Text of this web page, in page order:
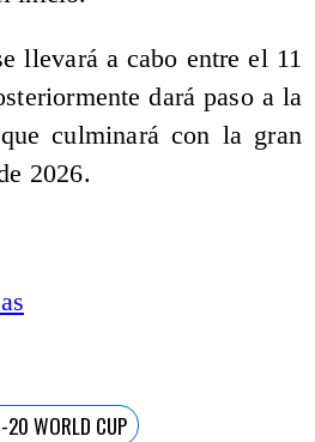
llevará a cabo entre el 11
dará paso a la
culminará con la gran
2026.
20 WORLD CUP